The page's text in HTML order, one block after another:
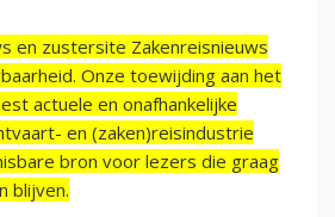
en zustersite Zakenreisnieuws
Onze toewijding aan het
actuele en onafhankelijke
en (zaken)reisindustrie
bron voor lezers die graag
blijven.